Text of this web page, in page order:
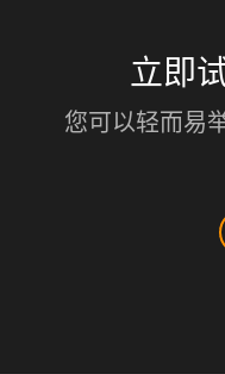
立即
您可以轻而易